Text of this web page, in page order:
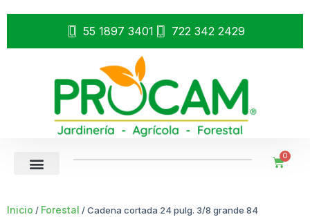
55 1897 3401 722 342 2429
0
Inicio / Forestal / Cadena cortada 24 pulg. 3/8 grande 84